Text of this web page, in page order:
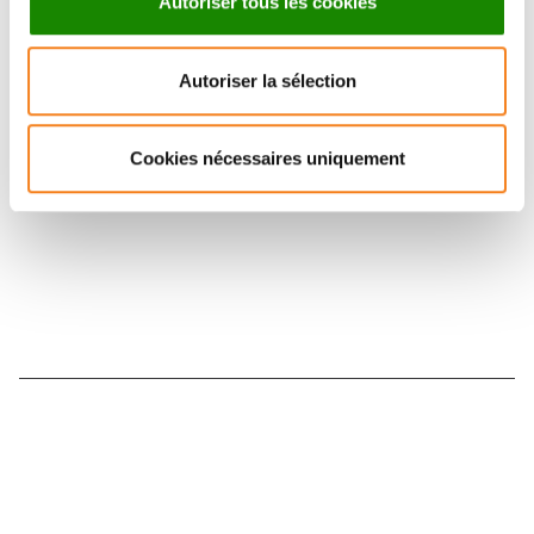
Autoriser la sélection
Cookies nécessaires uniquement
Suivez l'Institut Curie
Retrouvez notre actualité sur les réseaux